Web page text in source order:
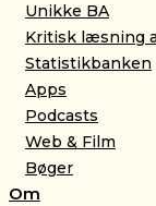
Unikke BA
Kritisk læsning
Statistikbanken
Apps
Podcasts
Web & Film
Bøger
Om